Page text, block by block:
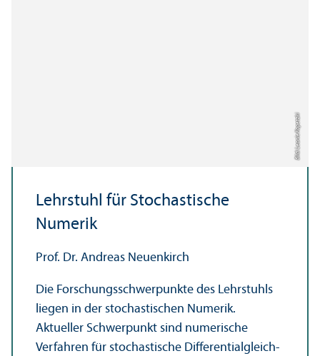
Bild: Leonie Kopetzki
Lehr­stuhl für Stochastische
Numerik
Prof. Dr. Andreas Neuenkirch
Die Forschungs­schwerpunkte des Lehr­stuhls
liegen in der stochastischen Numerik.
Aktueller Schwerpunkt sind numerische
Verfahren für stochastische Differentialgleich­